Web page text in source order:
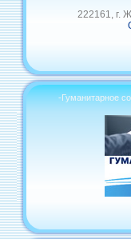
222161, г.
-Гуманитарное